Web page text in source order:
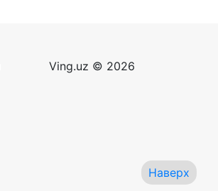
Наверх
Ving.uz © 2026